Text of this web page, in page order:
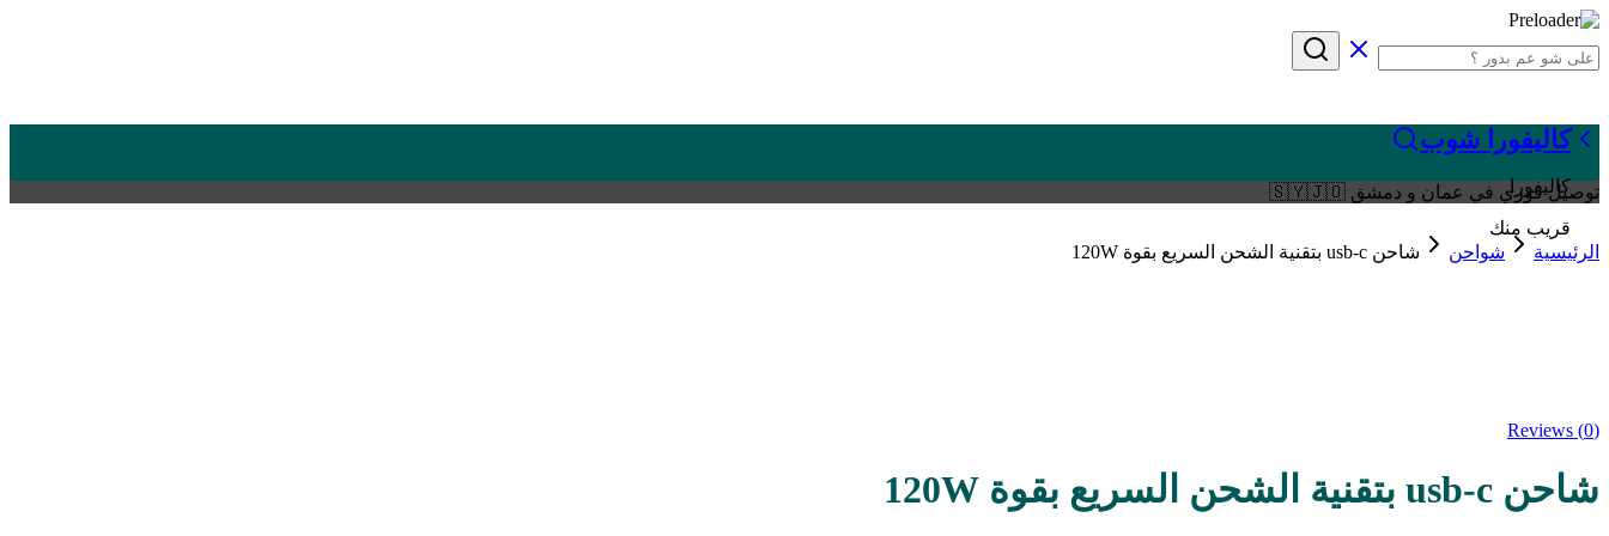
كاليفورا شوب
كاليفورا
قريب منك
توصيل فوري في عمان و دمشق 🇸🇾🇯🇴
الرئيسية شواحن
شاحن usb-c بتقنية الشحن السريع بقوة 120W
Reviews (0)
شاحن usb-c بتقنية الشحن السريع بقوة 120W